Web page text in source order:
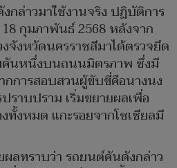
กล่าวมาใช้งานจริง ปฏิบัติการ
กุมภาพันธ์ 2568 หลังจาก
จังหวัดนครราชสีมาได้ตรวจยึด
คันหนึ่งบนถนนมิตรภาพ ซึ่งมี
กการสอบสวนผู้ขับขี่คือนางนง
ราบปราม เริ่มขยายผลเพื่อ
งหมด แกะรอยจากโซเชียลมี
ลทราบว่า รถยนต์คันดังกล่าว